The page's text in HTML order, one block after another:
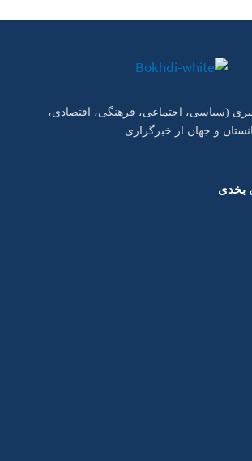
(سیاسی، اجتماعی، فرهنگی، اقتصادی،
و جهان از خبرگزاری
بخدی